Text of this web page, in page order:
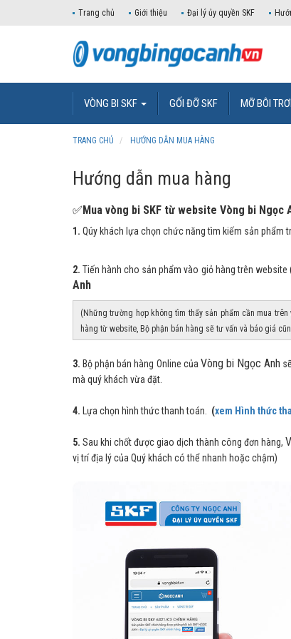
Trang chủ Giới thiệu Đại lý ủy quyền SKF
VÒNG BI SKF GỐI ĐỠ SKF MỠ BÔI
TRANG CHỦ HƯỚNG DẪN MUA HÀNG
Hướng dẫn mua hàng
✅Mua vòng bi SKF từ website Vòng bi Ngọc
1. Qúy khách lựa chọn chức năng tìm kiếm sản phẩm
2. Tiến hành cho sản phẩm vào giỏ hàng trên
Anh
(Những trường hợp không tìm thấy sản phẩm cần mua
hàng từ website, Bộ phận bán hàng sẽ tư vấn và báo giá
3. Bộ phận bán hàng Online của Vòng bi Ngọc Anh
mà quý khách vừa đặt.
4. Lựa chọn hình thức thanh toán. (xem Hình thức
5.Sau khi chốt được giao dịch thành công đơn hàng,
vị trí địa lý của Quý khách có thể nhanh hoặc chậm)